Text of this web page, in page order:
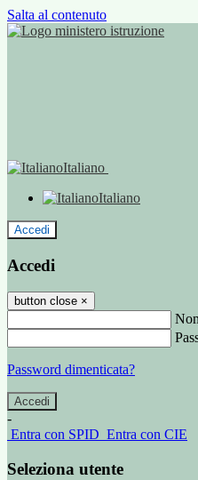
Salta al contenuto
Italiano
Italiano
Accedi
Accedi
button close ×
Password dimenticata?
-
Entra con SPID Entra con CIE
Seleziona utente